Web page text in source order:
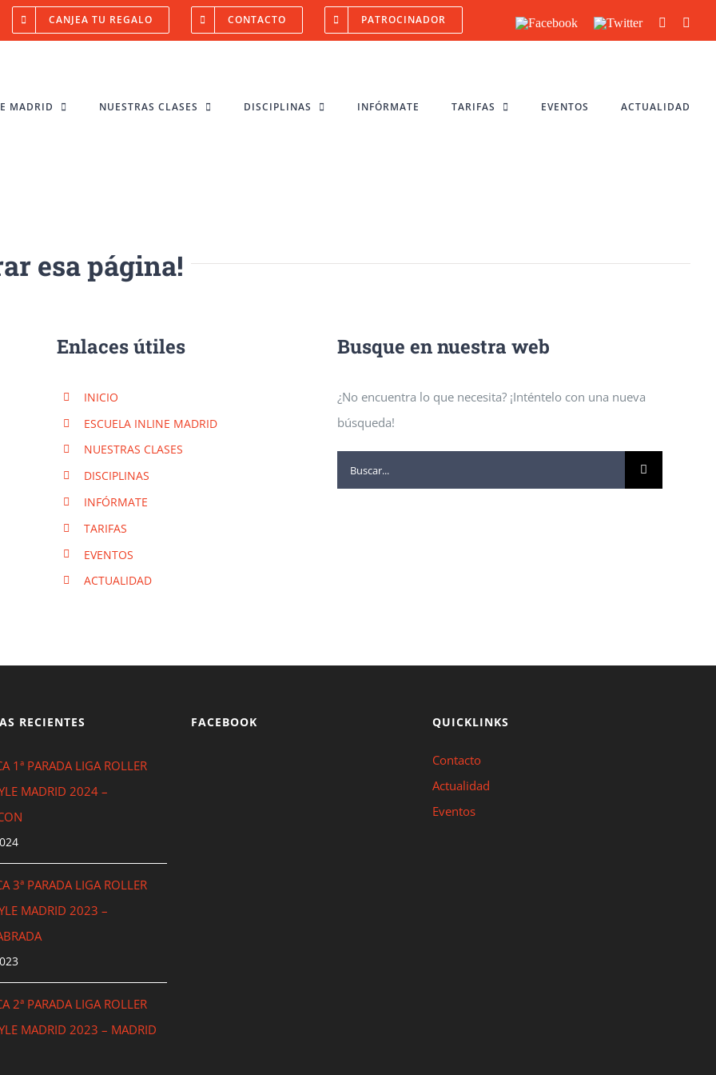
CANJEA TU REGALO CONTACTO PATROCINADOR Facebook Twitter YouTube
MADRID NUESTRAS CLASES DISCIPLINAS INFÓRMATE TARIFAS EVENTOS ACTUALIDAD
esa página!
Enlaces útiles
INICIO
ESCUELA INLINE MADRID
NUESTRAS CLASES
DISCIPLINAS
INFÓRMATE
TARIFAS
EVENTOS
ACTUALIDAD
Busque en nuestra web
¿No encuentra lo que necesita? ¡Inténtelo con una nueva
búsqueda!
Buscar:
RECIENTES
1ª PARADA LIGA ROLLER
MADRID 2024 –
3ª PARADA LIGA ROLLER
MADRID 2023 –
2ª PARADA LIGA ROLLER
MADRID 2023 – MADRID
FACEBOOK QUICKLINKS
Contacto
Actualidad
Eventos